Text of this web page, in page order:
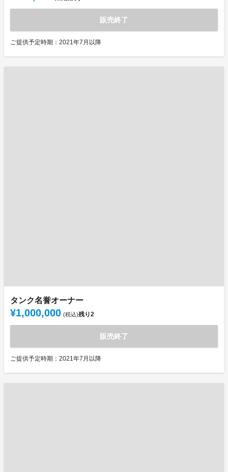
販売終了
ご提供予定時期：2021年7月以降
タンク名誉オーナー
¥1,000,000 (税込)残り2
販売終了
ご提供予定時期：2021年7月以降